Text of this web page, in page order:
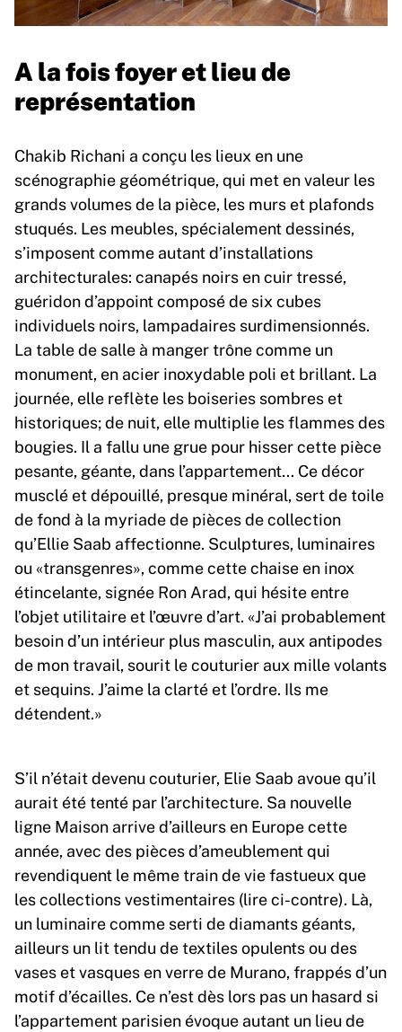
A la fois foyer et lieu de
représentation
Chakib Richani a conçu les lieux en une
scénographie géométrique, qui met en valeur les
grands volumes de la pièce, les murs et plafonds
stuqués. Les meubles, spécialement dessinés,
s’imposent comme autant d’installations
architecturales: canapés noirs en cuir tressé,
guéridon d’appoint composé de six cubes
individuels noirs, lampadaires surdimensionnés.
La table de salle à manger trône comme un
monument, en acier inoxydable poli et brillant. La
journée, elle reflète les boiseries sombres et
historiques; de nuit, elle multiplie les flammes des
bougies. Il a fallu une grue pour hisser cette pièce
pesante, géante, dans l’appartement… Ce décor
musclé et dépouillé, presque minéral, sert de toile
de fond à la myriade de pièces de collection
qu’Ellie Saab affectionne. Sculptures, luminaires
ou «transgenres», comme cette chaise en inox
étincelante, signée Ron Arad, qui hésite entre
l’objet utilitaire et l’œuvre d’art. «J’ai probablement
besoin d’un intérieur plus masculin, aux antipodes
de mon travail, sourit le couturier aux mille volants
et sequins. J’aime la clarté et l’ordre. Ils me
détendent.»
S’il n’était devenu couturier, Elie Saab avoue qu’il
aurait été tenté par l’architecture. Sa nouvelle
ligne Maison arrive d’ailleurs en Europe cette
année, avec des pièces d’ameublement qui
revendiquent le même train de vie fastueux que
les collections vestimentaires (lire ci-contre). Là,
un luminaire comme serti de diamants géants,
ailleurs un lit tendu de textiles opulents ou des
vases et vasques en verre de Murano, frappés d’un
motif d’écailles. Ce n’est dès lors pas un hasard si
l’appartement parisien évoque autant un lieu de